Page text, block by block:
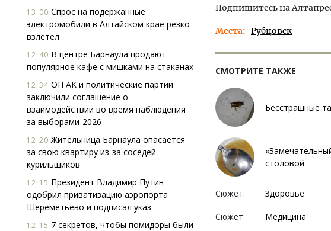
13:00 Спрос на подержанные
электромобили в Алтайском крае резко
взлетел
12:40 В центре Барнаула продают
популярное кафе с мишками на стаканах
12:34 ОП АК и политические партии
заключили соглашение о
взаимодействии во время наблюдения
за выборами-2026
12:20 Жительница Барнаула опасается
за свою квартиру из-за соседей-
курильщиков
12:15 Президент Владимир Путин
одобрил приватизацию аэропорта
Шереметьево и подписал указ
12:15 7 секретов, чтобы помидоры были
Подпишитесь на
Места Рубцовск
СМОТРИТЕ ТАКЖЕ
Бесстрашные
столовой
Сюжет: Здоровье
Сюжет: Медицина